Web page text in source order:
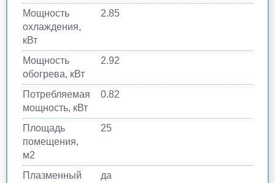
Мощность
охлаждения,
кВт
2.85
Мощность
обогрева, кВт
2.92
Потребляемая
мощность, кВт
0.82
Площадь
помещения,
м2
25
Плазменный
да